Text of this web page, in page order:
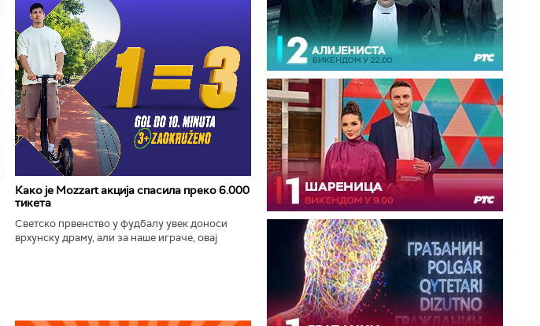
Како је Mozzart акција спасила преко 6.000
тикета
Светско првенство у фудбалу увек доноси
врхунску драму, али за наше играче, овај